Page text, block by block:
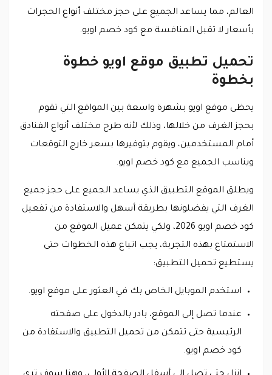
العالم، مما يساعد الجميع على حجز مختلف أنواع الحجرات
بأسعار لا تقبل المنافسة مع كود خصم اويو.
تحميل تطبيق موقع اويو خطوة
بخطوة
يحظى موقع اويو بشهرة واسعة بين المواقع التي تقوم
بحجز الغرف من خلالها، وذلك لأنه طرح مختلف أنواع الفنادق
أمام المستخدمين، ويقوم بتوفيرها بسعر خارج التوقعات
ويناسب الجميع مع كود خصم اويو.
ويطلق الموقع التطبيق الذي يساعد الجميع على حجز جميع
الغرف التي يفضلونها بطريقة أسهل والاستفادة من تفعيل
كود خصم اويو 2026، ولكي يتمكن عميل الموقع من
الاستمتاع بهذه التجربة، يجب اتباع هذه الخطوات حتى
يستطيع تحميل التطبيق:
استخدم الموبايل الخاص بك في العثور على موقع اويو.
عندما تصل إلى الموقع، بادر بالدخول على صفحته
الرئيسية حتى تتمكن من تحميل التطبيق والاستفادة من
كود خصم اويو.